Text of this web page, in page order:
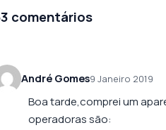
comentários
André Gomes9 Janeiro 2019
Boa tarde,comprei um
operadoras são: